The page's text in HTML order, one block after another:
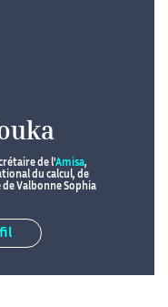
de l'Amisa,
du calcul, de
Valbonne Sophia